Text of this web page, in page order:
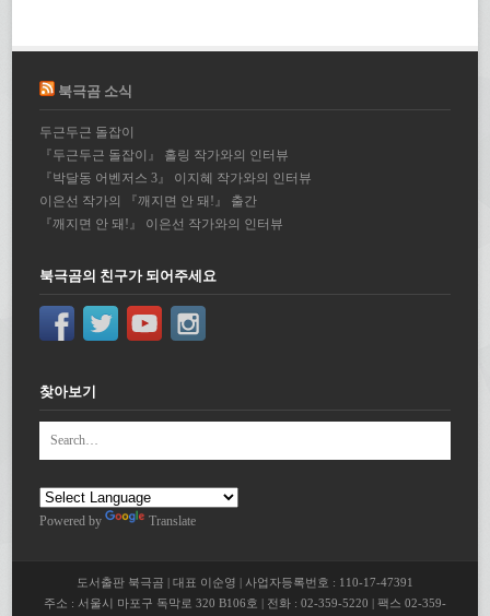
북극곰 소식
두근두근 돌잡이
『두근두근 돌잡이』 홀링 작가와의 인터뷰
『박달동 어벤저스 3』 이지혜 작가와의 인터뷰
이은선 작가의 『깨지면 안 돼!』 출간
『깨지면 안 돼!』 이은선 작가와의 인터뷰
북극곰의 친구가 되어주세요
찾아보기
Powered by Translate
도서출판 북극곰 | 대표 이순영 | 사업자등록번호 : 110-17-47391
주소 : 서울시 마포구 독막로 320 B106호 | 전화 : 02-359-5220 | 팩스 02-359-